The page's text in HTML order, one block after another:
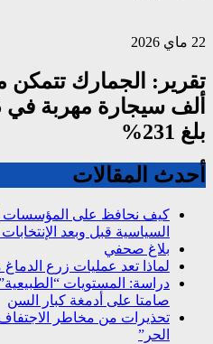
22 ماي 2026
بلغ 231%
أحدث المقالات
كيف نحافظ على المؤسسات
السياسية قبل وبعد
بلاغ صحفي
لماذا تعد عمليات زرع الدماغ
صامتا على أدمغة كبار السن
تحذيرات من مخاطر
الحر”